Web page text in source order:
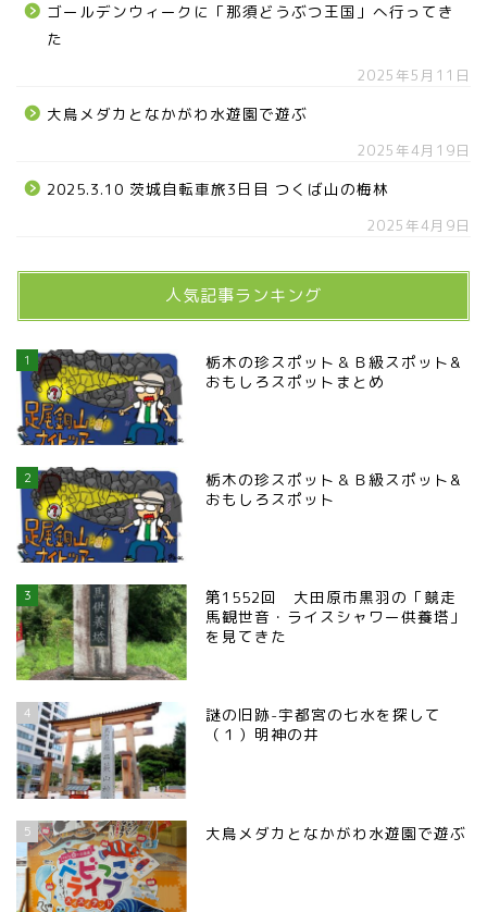
ゴールデンウィークに「那須どうぶつ王国」へ行ってき
た
2025年5月11日
大鳥メダカとなかがわ水遊園で遊ぶ
2025年4月19日
2025.3.10 茨城自転車旅3日目 つくば山の梅林
2025年4月9日
人気記事ランキング
1
栃木の珍スポット＆Ｂ級スポット&
おもしろスポットまとめ
2
栃木の珍スポット＆Ｂ級スポット&
おもしろスポット
3
第1552回 大田原市黒羽の「競走
馬観世音・ライスシャワー供養塔」
を見てきた
4
謎の旧跡-宇都宮の七水を探して
（１）明神の井
5 大鳥メダカとなかがわ水遊園で遊ぶ